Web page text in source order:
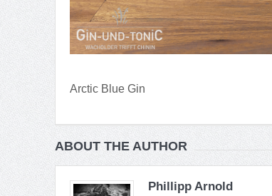
Arctic Blue Gin
ABOUT THE AUTHOR
Phillipp Arnold